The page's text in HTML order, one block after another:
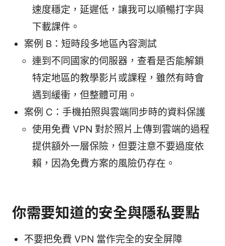
速度穩定，延遲低，讓我可以順暢打字與
下載課件。
案例 B：短時段多地區內容測試
連到不同國家的伺服器，查看是否能解鎖
特定地區的教學影片或課程，雖然有時會
遇到緩衝，但整體可用。
案例 C：手機拍照與雲端同步時的資料保護
使用免費 VPN 對於照片上傳到雲端的過程
提供額外一層保險，但要注意不要過度依
賴，因為免費方案的風險仍存在。
你需要知道的安全與隱私要點
不要把免費 VPN 當作完全的安全屏障